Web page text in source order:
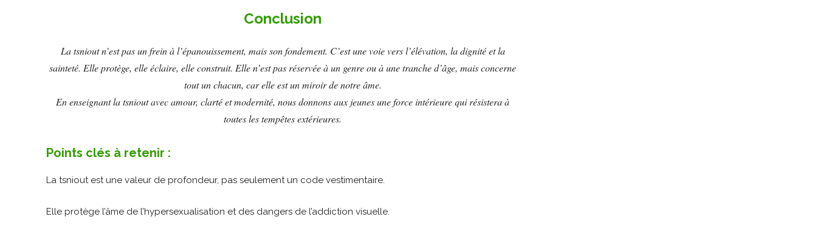
Conclusion
La tsniout n’est pas un frein à l’épanouissement, mais son fondement. C’est une voie vers l’élévation, la dignité et la
sainteté. Elle protège, elle éclaire, elle construit. Elle n’est pas réservée à un genre ou à une tranche d’âge, mais concerne
tout un chacun, car elle est un miroir de notre âme.
En enseignant la tsniout avec amour, clarté et modernité, nous donnons aux jeunes une force intérieure qui résistera à
toutes les tempêtes extérieures.
Points clés à retenir :
La tsniout est une valeur de profondeur, pas seulement un code vestimentaire.
Elle protège l’âme de l’hypersexualisation et des dangers de l’addiction visuelle.